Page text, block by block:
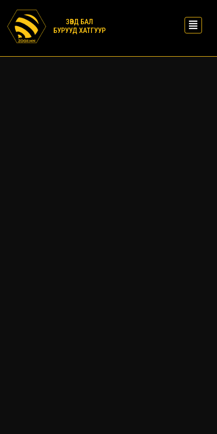
ЗӨВД БАЛ
БУРУУД ХАТГУУР